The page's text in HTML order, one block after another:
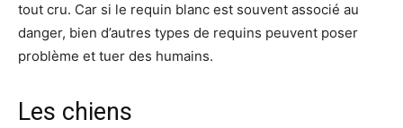
tout cru. Car si le requin blanc est souvent associé au
danger, bien d’autres types de requins peuvent poser
problème et tuer des humains.
Les chiens